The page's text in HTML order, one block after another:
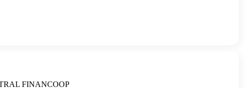
FINANCOOP